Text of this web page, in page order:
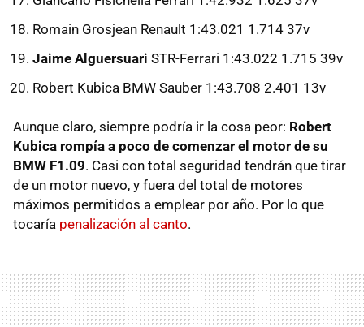
Romain Grosjean Renault 1:43.021 1.714 37v
Jaime Alguersuari STR-Ferrari 1:43.022 1.715 39v
Robert Kubica BMW Sauber 1:43.708 2.401 13v
Aunque claro, siempre podría ir la cosa peor: Robert
Kubica rompía a poco de comenzar el motor de su
BMW F1.09. Casi con total seguridad tendrán que tirar
de un motor nuevo, y fuera del total de motores
máximos permitidos a emplear por año. Por lo que
tocaría penalización al canto.